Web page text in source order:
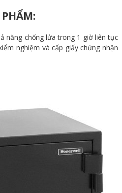
năng chống lửa trong 1 giờ liên tục
nghiệm và cấp giấy chứng nhận